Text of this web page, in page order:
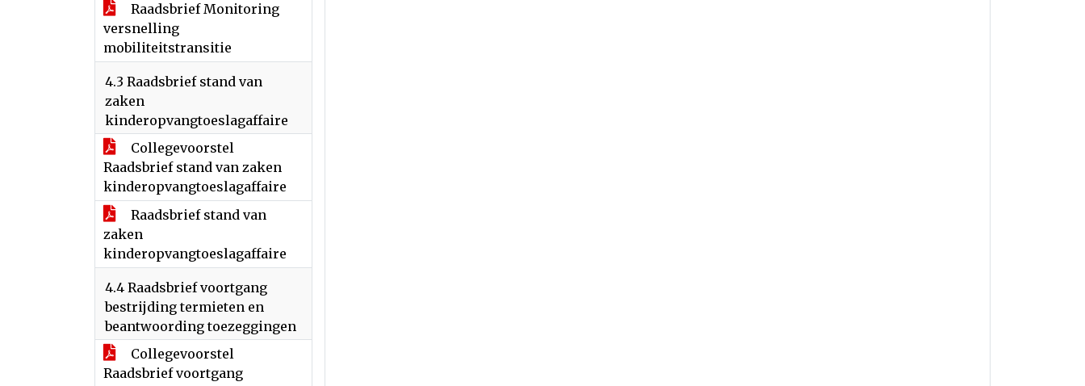
Raadsbrief Monitoring
versnelling
mobiliteitstransitie
4.3 Raadsbrief stand van
zaken
kinderopvangtoeslagaffaire
Collegevoorstel
Raadsbrief stand van zaken
kinderopvangtoeslagaffaire
Raadsbrief stand van
zaken
kinderopvangtoeslagaffaire
4.4 Raadsbrief voortgang
bestrijding termieten en
beantwoording toezeggingen
Collegevoorstel
Raadsbrief voortgang